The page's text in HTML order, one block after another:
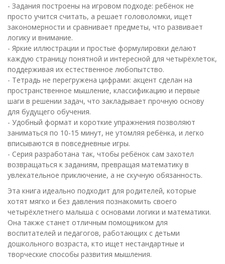
- Задания построены на игровом подходе: ребёнок не
просто учится считать, а решает головоломки, ищет
закономерности и сравнивает предметы, что развивает
логику и внимание.
- Яркие иллюстрации и простые формулировки делают
каждую страницу понятной и интересной для четырёхлеток,
поддерживая их естественное любопытство.
- Тетрадь не перегружена цифрами: акцент сделан на
пространственное мышление, классификацию и первые
шаги в решении задач, что закладывает прочную основу
для будущего обучения.
- Удобный формат и короткие упражнения позволяют
заниматься по 10-15 минут, не утомляя ребёнка, и легко
вписываются в повседневные игры.
- Серия разработана так, чтобы ребёнок сам захотел
возвращаться к заданиям, превращая математику в
увлекательное приключение, а не скучную обязанность.
Эта книга идеально подходит для родителей, которые
хотят мягко и без давления познакомить своего
четырёхлетнего малыша с основами логики и математики.
Она также станет отличным помощником для
воспитателей и педагогов, работающих с детьми
дошкольного возраста, кто ищет нестандартные и
творческие способы развития мышления.